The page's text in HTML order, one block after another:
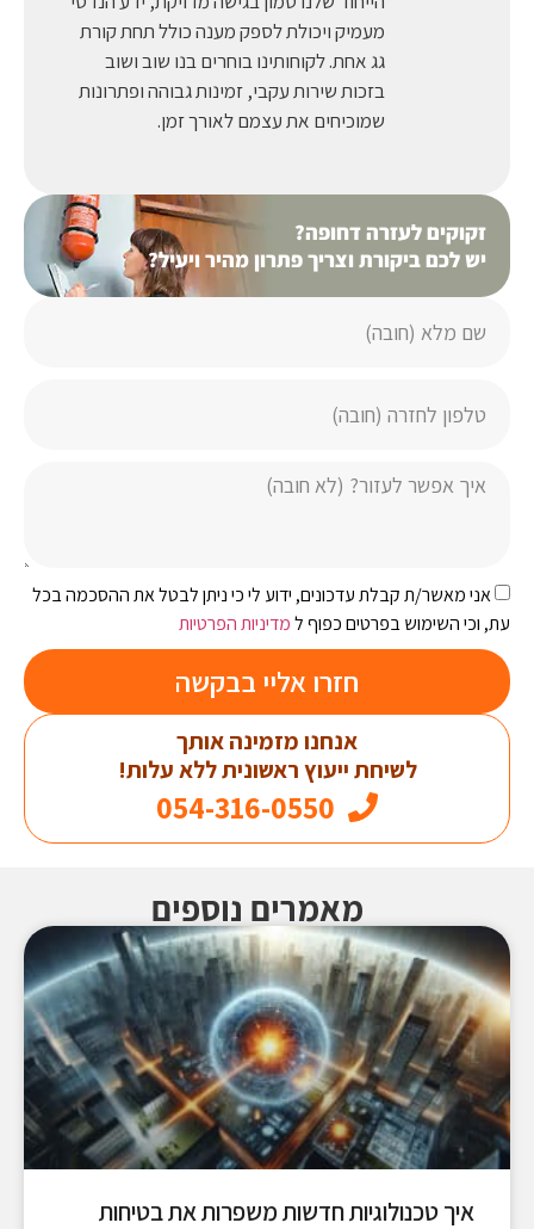
מעמיק ויכולת לספק מענה כולל תחת קורת
גג אחת. לקוחותינו בוחרים בנו שוב ושוב
בזכות שירות עקבי, זמינות גבוהה ופתרונות
שמוכיחים את עצמם לאורך זמן.
זקוקים לעזרה דחופה?
יש לכם ביקורת וצריך פתרון מהיר ויעיל?
אני מאשר/ת קבלת עדכונים, ידוע לי כי ניתן לבטל את ההסכמה בכל
עת, וכי השימוש בפרטים כפוף למדיניות הפרטיות
חזרו אליי בבקשה
אנחנו מזמינה אותך
לשיחת ייעוץ ראשונית ללא עלות!
054-316-0550
מאמרים נוספים
איך טכנולוגיות חדשות משפרות את בטיחות